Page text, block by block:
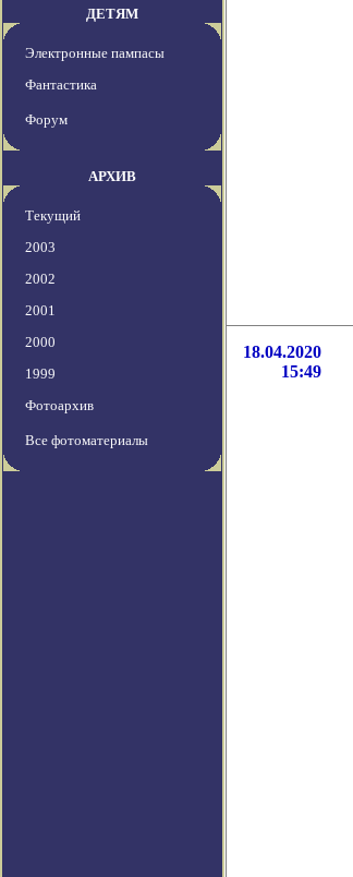
ДЕТЯМ
Электронные пампасы
Фантастика
Форум
АРХИВ
Текущий
2003
2002
2001
2000
1999
Фотоархив
Все фотоматериалы
18.04.2020
15:49